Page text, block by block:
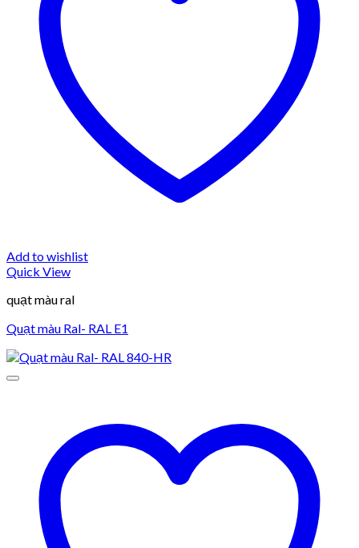
Add to wishlist
Quick View
quạt màu ral
Quạt màu Ral- RAL E1